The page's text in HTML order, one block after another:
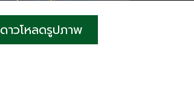
ดาวโหลดรูปภาพ